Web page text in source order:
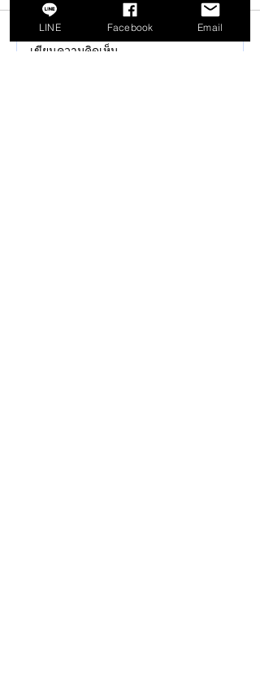
เปลี่ยน "งานล้นมือ" ให้
เขียนความคิดเห็น…
LINE Facebook Email